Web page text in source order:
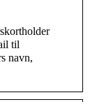
til
navn,